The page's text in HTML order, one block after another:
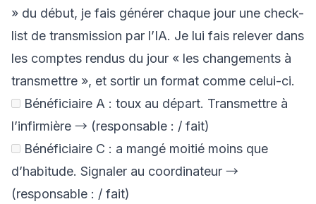
» du début, je fais générer chaque jour une check-
list de transmission par l’IA. Je lui fais relever dans
les comptes rendus du jour « les changements à
transmettre », et sortir un format comme celui-ci.
Bénéficiaire A : toux au départ. Transmettre à
l’infirmière → (responsable : / fait)
Bénéficiaire C : a mangé moitié moins que
d’habitude. Signaler au coordinateur →
(responsable : / fait)